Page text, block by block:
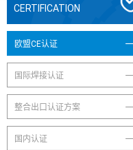
CERTIFICATION
欧盟CE认证
国际焊接认证
整合出口认证方案
国内认证